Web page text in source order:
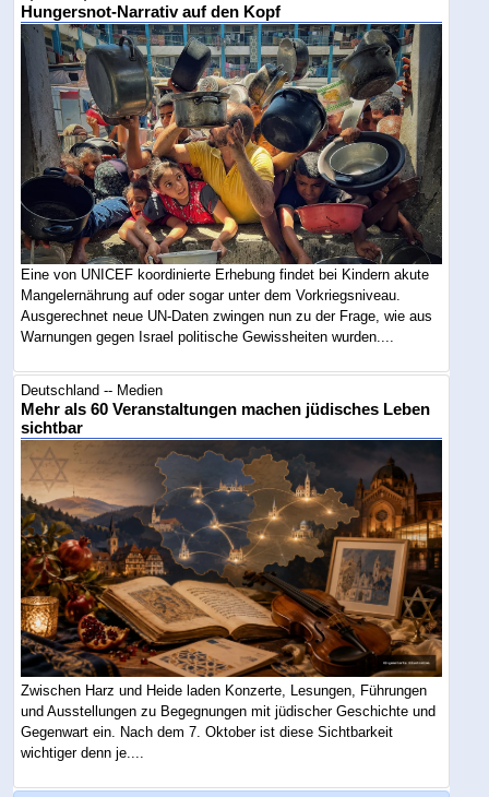
Hungersnot-Narrativ auf den Kopf
Eine von UNICEF koordinierte Erhebung findet bei Kindern akute
Mangelernährung auf oder sogar unter dem Vorkriegsniveau.
Ausgerechnet neue UN-Daten zwingen nun zu der Frage, wie aus
Warnungen gegen Israel politische Gewissheiten wurden....
Deutschland -- Medien
Mehr als 60 Veranstaltungen machen jüdisches Leben
sichtbar
Zwischen Harz und Heide laden Konzerte, Lesungen, Führungen
und Ausstellungen zu Begegnungen mit jüdischer Geschichte und
Gegenwart ein. Nach dem 7. Oktober ist diese Sichtbarkeit
wichtiger denn je....